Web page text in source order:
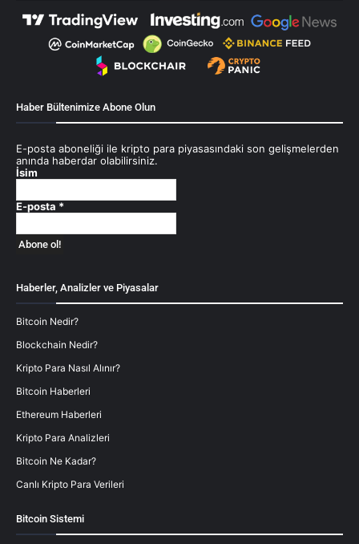
Haber Bültenimize Abone Olun
E-posta aboneliği ile kripto para piyasasındaki son gelişmelerden
anında haberdar olabilirsiniz.
İsim
E-posta *
Haberler, Analizler ve Piyasalar
Bitcoin Nedir?
Blockchain Nedir?
Kripto Para Nasıl Alınır?
Bitcoin Haberleri
Ethereum Haberleri
Kripto Para Analizleri
Bitcoin Ne Kadar?
Canlı Kripto Para Verileri
Bitcoin Sistemi